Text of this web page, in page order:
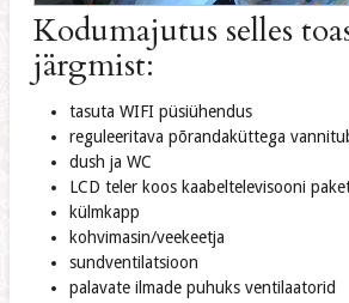
Kodumajutus selles
järgmist:
tasuta WIFI püsiühendus
reguleeritava põrandaküttega
dush ja WC
LCD teler koos kaabeltelevisooni
külmkapp
kohvimasin/veekeetja
sundventilatsioon
palavate ilmade puhuks ventilaatorid